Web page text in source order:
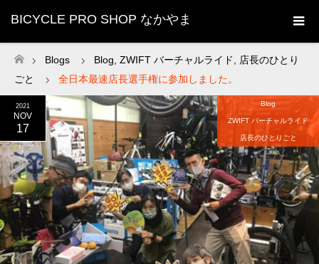
BICYCLE PRO SHOP なかやま
ホーム
Blogs Blog ZWIFT バーチャルライド
店長のひとり
ごと
全日本最速店長選手権に参加しました。
2021
NOV
17
Blog
ZWIFT バーチャルライド
店長のひとりごと